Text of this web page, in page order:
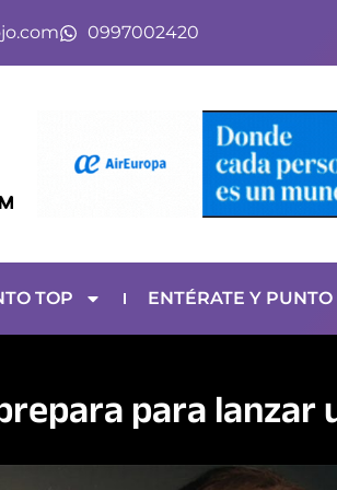
0997002420
TOP ENTÉRATE Y PUNTO
para lanzar